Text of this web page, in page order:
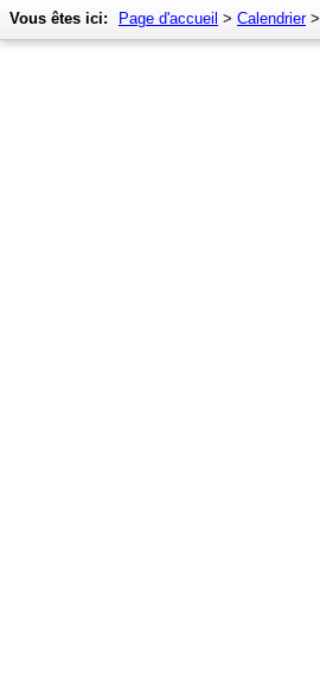
Vous êtes ici: Page d'accueil > Calendrier>